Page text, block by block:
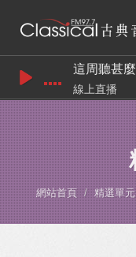
這周聽甚麼
線上直播